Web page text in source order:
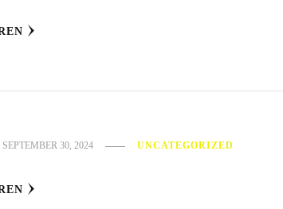
SEPTEMBER 30, 2024 UNCATEGORIZED